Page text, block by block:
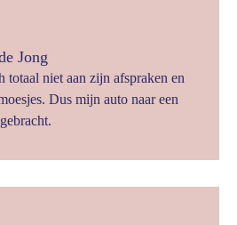
Jong
totaal niet aan zijn afspraken en
Dus mijn auto naar een